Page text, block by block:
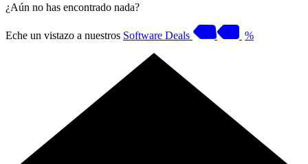
¿Aún no has encontrado nada?
Eche un vistazo a nuestros Software Deals %